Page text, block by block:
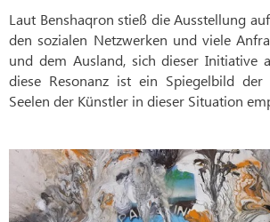
Laut Benshaqron stieß die Ausstellung
den sozialen Netzwerken und viele
und dem Ausland, sich dieser Initiative
diese Resonanz ist ein Spiegelbild
Seelen der Künstler in dieser Situation